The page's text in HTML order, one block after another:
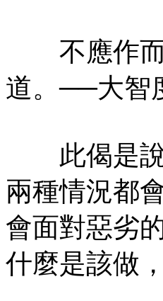
不應作而
道。──大智
此偈是說
兩種情況都
會面對惡劣
什麼是該做